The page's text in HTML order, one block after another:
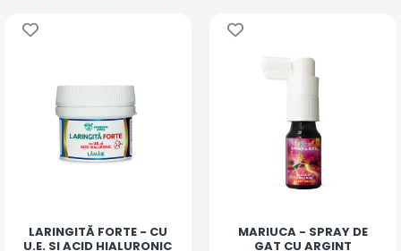
LARINGITĂ FORTE - CU
U.E. SI ACID HIALURONIC
MARIUCA - SPRAY DE
GAT CU ARGINT